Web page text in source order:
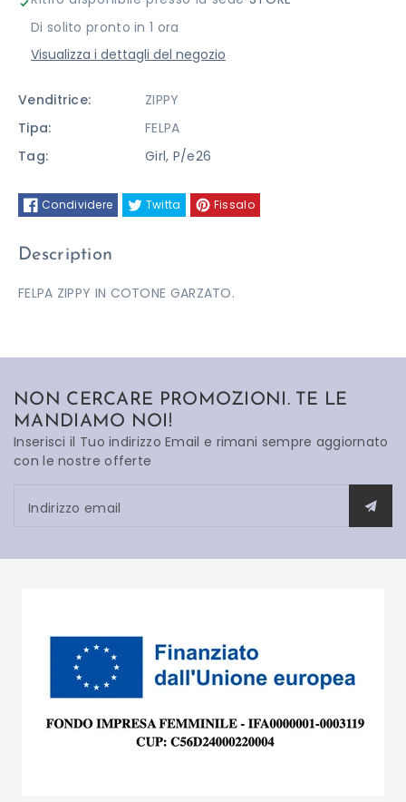
ZIPPY ZIPPY
Di solito pronto in 1 ora
Visualizza i dettagli del negozio
Venditrice:
ZIPPY
Tipa:
FELPA
Tag:
Girl, P/e26
Condividere Twitta Fissalo
Description
FELPA ZIPPY IN COTONE GARZATO.
NON CERCARE PROMOZIONI. TE LE
MANDIAMO NOI!
Inserisci il Tuo indirizzo Email e rimani sempre aggiornato
con le nostre offerte
Indirizzo email